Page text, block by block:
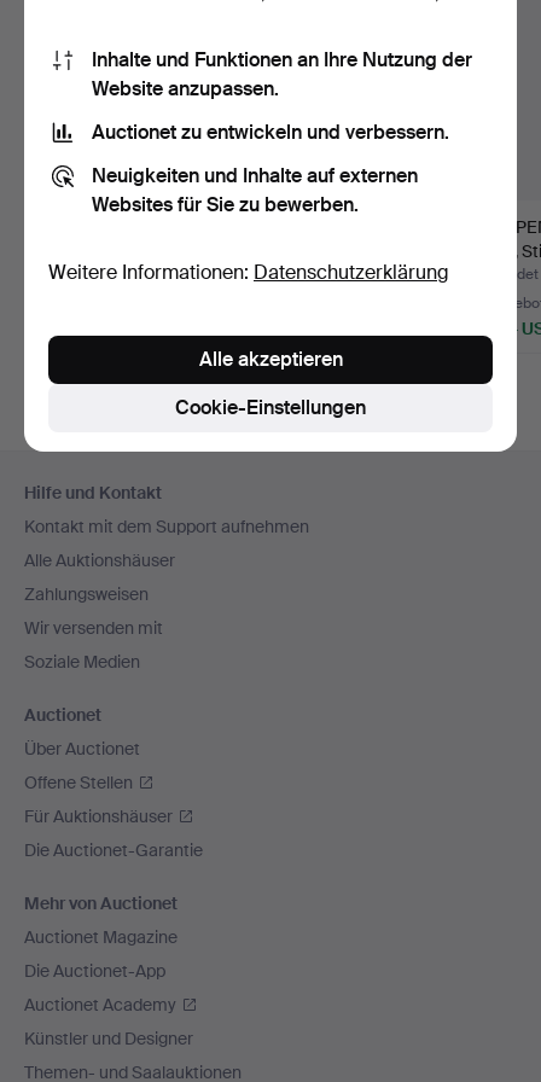
„Hattifnatt“, …
Beendet 26. Mai 2024
Objekt
„Too-Ticki…
Beendet 26. Mai 2024
Ausgewähltes
Objekt
BEL,
40
1.124
Navigation
Hilfe und Kontakt
Kontakt mit dem Support aufnehmen
Alle Auktionshäuser
Zahlungsweisen
Wir versenden mit
Soziale Medien
Auctionet
Über Auctionet
Offene Stellen
Für Auktionshäuser
Die Auctionet-Garantie
Mehr von Auctionet
Auctionet Magazine
Die Auctionet-App
Auctionet Academy
Künstler und Designer
Themen- und Saalauktionen
Inhalte und Funktionen an Ihre Nutzung der
Website anzupassen.
Auctionet zu entwickeln und verbessern.
Neuigkeiten und Inhalte auf externen
Websites für Sie zu bewerben.
Weitere Informationen: Datenschutzerklärung
Cookie-Einstellungen
Alle akzeptieren